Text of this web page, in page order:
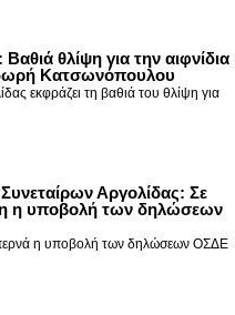
θλίψη για την αιφνίδια
Κατσωνόπουλου
εκφράζει τη βαθιά του θλίψη για
Αργολίδας: Σε
η υποβολή των δηλώσεων
η υποβολή των δηλώσεων ΟΣΔΕ